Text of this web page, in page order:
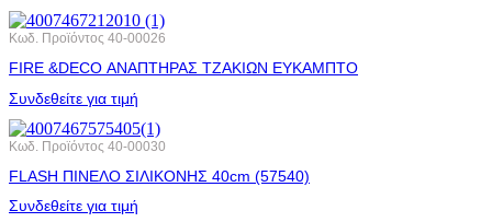
Κωδ. Προϊόντος 40-00026
FIRE &DECO ΑΝΑΠΤΗΡΑΣ ΤΖΑΚΙΩΝ ΕΥΚΑΜΠΤΟ
Συνδεθείτε για τιμή
Κωδ. Προϊόντος 40-00030
FLASH ΠΙΝΕΛΟ ΣΙΛΙΚΟΝΗΣ 40cm (57540)
Συνδεθείτε για τιμή